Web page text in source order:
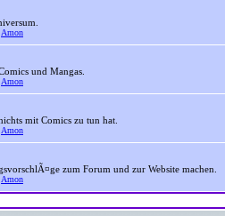
Amon
und Mangas.
Amon
mit Comics zu tun hat.
Amon
zum Forum und zur Website machen.
Amon